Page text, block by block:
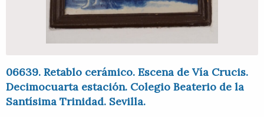
06639. Retablo cerámico. Escena de Vía Crucis.
Decimocuarta estación. Colegio Beaterio de la
Santísima Trinidad. Sevilla.